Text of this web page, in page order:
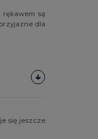
są
dla
się jeszcze